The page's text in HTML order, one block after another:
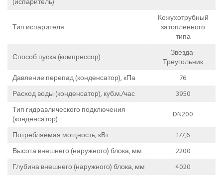
Тип испарителя
Кожухотрубный
затопленного
типа
Способ пуска (компрессор)
Звезда-
Треугольник
Давление перепад (конденсатор), кПа
76
Расход воды (конденсатор), куб.м./час
3950
Тип гидравлического подключения
(конденсатор)
DN200
Потребляемая мощность, кВт
177,6
Высота внешнего (наружного) блока, мм
2200
Глубина внешнего (наружного) блока, мм
4020